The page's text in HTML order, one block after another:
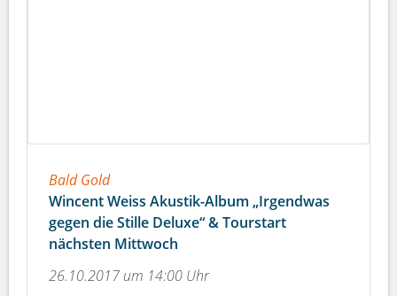
Bald Gold
Wincent Weiss Akustik-Album „Irgendwas
gegen die Stille Deluxe“ & Tourstart
nächsten Mittwoch
26.10.2017 um 14:00 Uhr